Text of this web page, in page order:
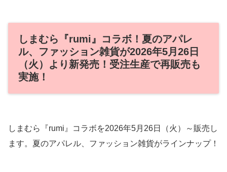
しまむら『rumi』コラボ！夏のアパレ
ル、ファッション雑貨が2026年5月26日
（火）より新発売！受注生産で再販売も
実施！
しまむら『rumi』コラボを2026年5月26日（火）～販売し
ます。夏のアパレル、ファッション雑貨がラインナップ！